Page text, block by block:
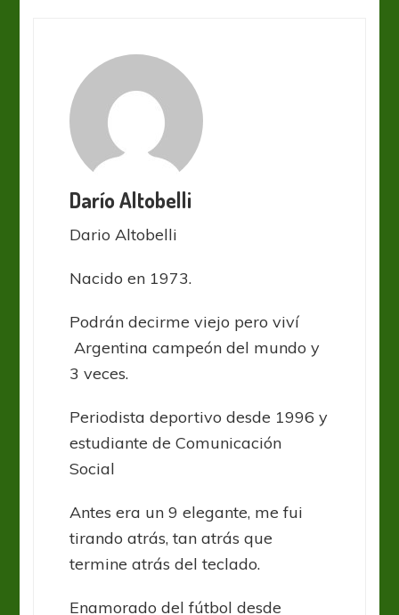
Darío Altobelli
Dario Altobelli
Nacido en 1973.
Podrán decirme viejo pero viví
Argentina campeón del mundo y
3 veces.
Periodista deportivo desde 1996 y
estudiante de Comunicación
Social
Antes era un 9 elegante, me fui
tirando atrás, tan atrás que
termine atrás del teclado.
Enamorado del fútbol desde